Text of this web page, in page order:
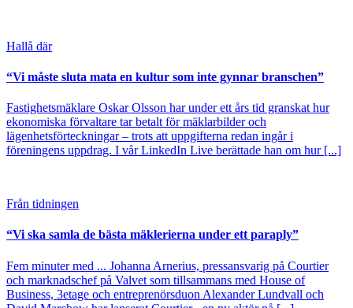
Hallå där
“Vi måste sluta mata en kultur som inte gynnar branschen”
Fastighetsmäklare Oskar Olsson har under ett års tid granskat hur
ekonomiska förvaltare tar betalt för mäklarbilder och
lägenhetsförteckningar – trots att uppgifterna redan ingår i
föreningens uppdrag. I vår LinkedIn Live berättade han om hur [...]
Från tidningen
“Vi ska samla de bästa mäklerierna under ett paraply”
Fem minuter med ... Johanna Arnerius, pressansvarig på Courtier
och marknadschef på Valvet som tillsammans med House of
Business, 3etage och entreprenörsduon Alexander Lundvall och